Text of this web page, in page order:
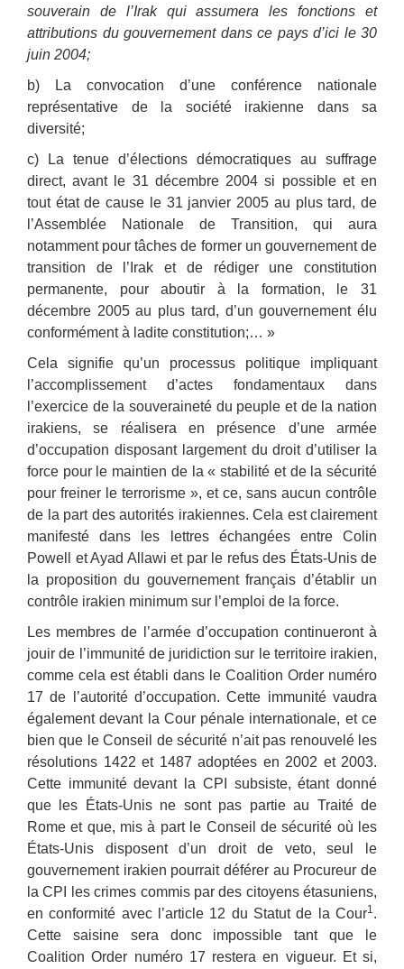
souverain de l’Irak qui assumera les fonctions et
attributions du gouvernement dans ce pays d’ici le 30
juin 2004;
b) La convocation d’une conférence nationale
représentative de la société irakienne dans sa
diversité;
c) La tenue d’élections démocratiques au suffrage
direct, avant le 31 décembre 2004 si possible et en
tout état de cause le 31 janvier 2005 au plus tard, de
l’Assemblée Nationale de Transition, qui aura
notamment pour tâches de former un gouvernement de
transition de l’Irak et de rédiger une constitution
permanente, pour aboutir à la formation, le 31
décembre 2005 au plus tard, d’un gouvernement élu
conformément à ladite constitution;… »
Cela signifie qu’un processus politique impliquant
l’accomplissement d’actes fondamentaux dans
l’exercice de la souveraineté du peuple et de la nation
irakiens, se réalisera en présence d’une armée
d’occupation disposant largement du droit d’utiliser la
force pour le maintien de la « stabilité et de la sécurité
pour freiner le terrorisme », et ce, sans aucun contrôle
de la part des autorités irakiennes. Cela est clairement
manifesté dans les lettres échangées entre Colin
Powell et Ayad Allawi et par le refus des États-Unis de
la proposition du gouvernement français d’établir un
contrôle irakien minimum sur l’emploi de la force.
Les membres de l’armée d’occupation continueront à
jouir de l’immunité de juridiction sur le territoire irakien,
comme cela est établi dans le Coalition Order numéro
17 de l’autorité d’occupation. Cette immunité vaudra
également devant la Cour pénale internationale, et ce
bien que le Conseil de sécurité n’ait pas renouvelé les
résolutions 1422 et 1487 adoptées en 2002 et 2003.
Cette immunité devant la CPI subsiste, étant donné
que les États-Unis ne sont pas partie au Traité de
Rome et que, mis à part le Conseil de sécurité où les
États-Unis disposent d’un droit de veto, seul le
gouvernement irakien pourrait déférer au Procureur de
la CPI les crimes commis par des citoyens étasuniens,
en conformité avec l’article 12 du Statut de la Cour1.
Cette saisine sera donc impossible tant que le
Coalition Order numéro 17 restera en vigueur. Et si,